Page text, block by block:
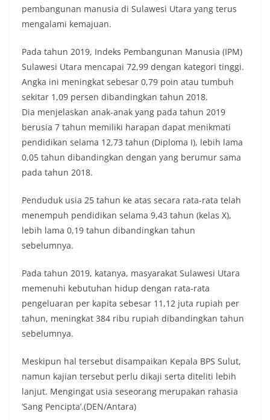
pembangunan manusia di Sulawesi Utara yang terus
mengalami kemajuan.
Pada tahun 2019, Indeks Pembangunan Manusia (IPM)
Sulawesi Utara mencapai 72,99 dengan kategori tinggi.
Angka ini meningkat sebesar 0,79 poin atau tumbuh
sekitar 1,09 persen dibandingkan tahun 2018.
Dia menjelaskan anak-anak yang pada tahun 2019
berusia 7 tahun memiliki harapan dapat menikmati
pendidikan selama 12,73 tahun (Diploma I), lebih lama
0,05 tahun dibandingkan dengan yang berumur sama
pada tahun 2018.
Penduduk usia 25 tahun ke atas secara rata-rata telah
menempuh pendidikan selama 9,43 tahun (kelas X),
lebih lama 0,19 tahun dibandingkan tahun
sebelumnya.
Pada tahun 2019, katanya, masyarakat Sulawesi Utara
memenuhi kebutuhan hidup dengan rata-rata
pengeluaran per kapita sebesar 11,12 juta rupiah per
tahun, meningkat 384 ribu rupiah dibandingkan tahun
sebelumnya.
Meskipun hal tersebut disampaikan Kepala BPS Sulut,
namun kajian tersebut perlu dikaji serta diteliti lebih
lanjut. Mengingat usia seseorang merupakan rahasia
‘Sang Pencipta’.(DEN/Antara)